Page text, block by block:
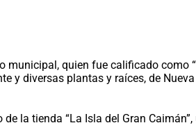
quien fue calificado como
y diversas plantas y raíces, de
la tienda “La Isla del Gran